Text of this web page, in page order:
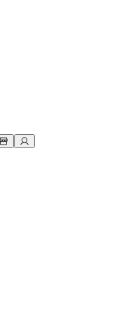
iterieren